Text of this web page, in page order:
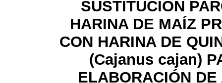
SUSTITUCIÓN
HARINA DE MAÍZ
CON HARINA DE
(Cajanus cajan)
ELABORACIÓN DE